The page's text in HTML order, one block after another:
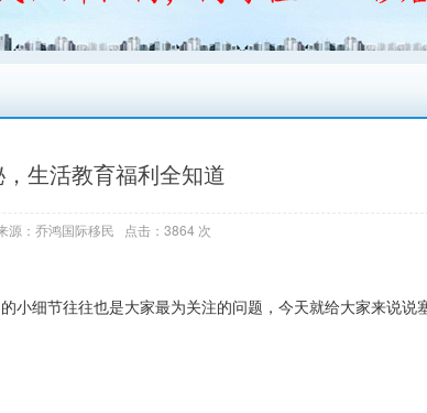
生活教育福利全知道
源：乔鸿国际移民 点击：3864 次
小细节往往也是大家最为关注的问题，今天就给大家来说说